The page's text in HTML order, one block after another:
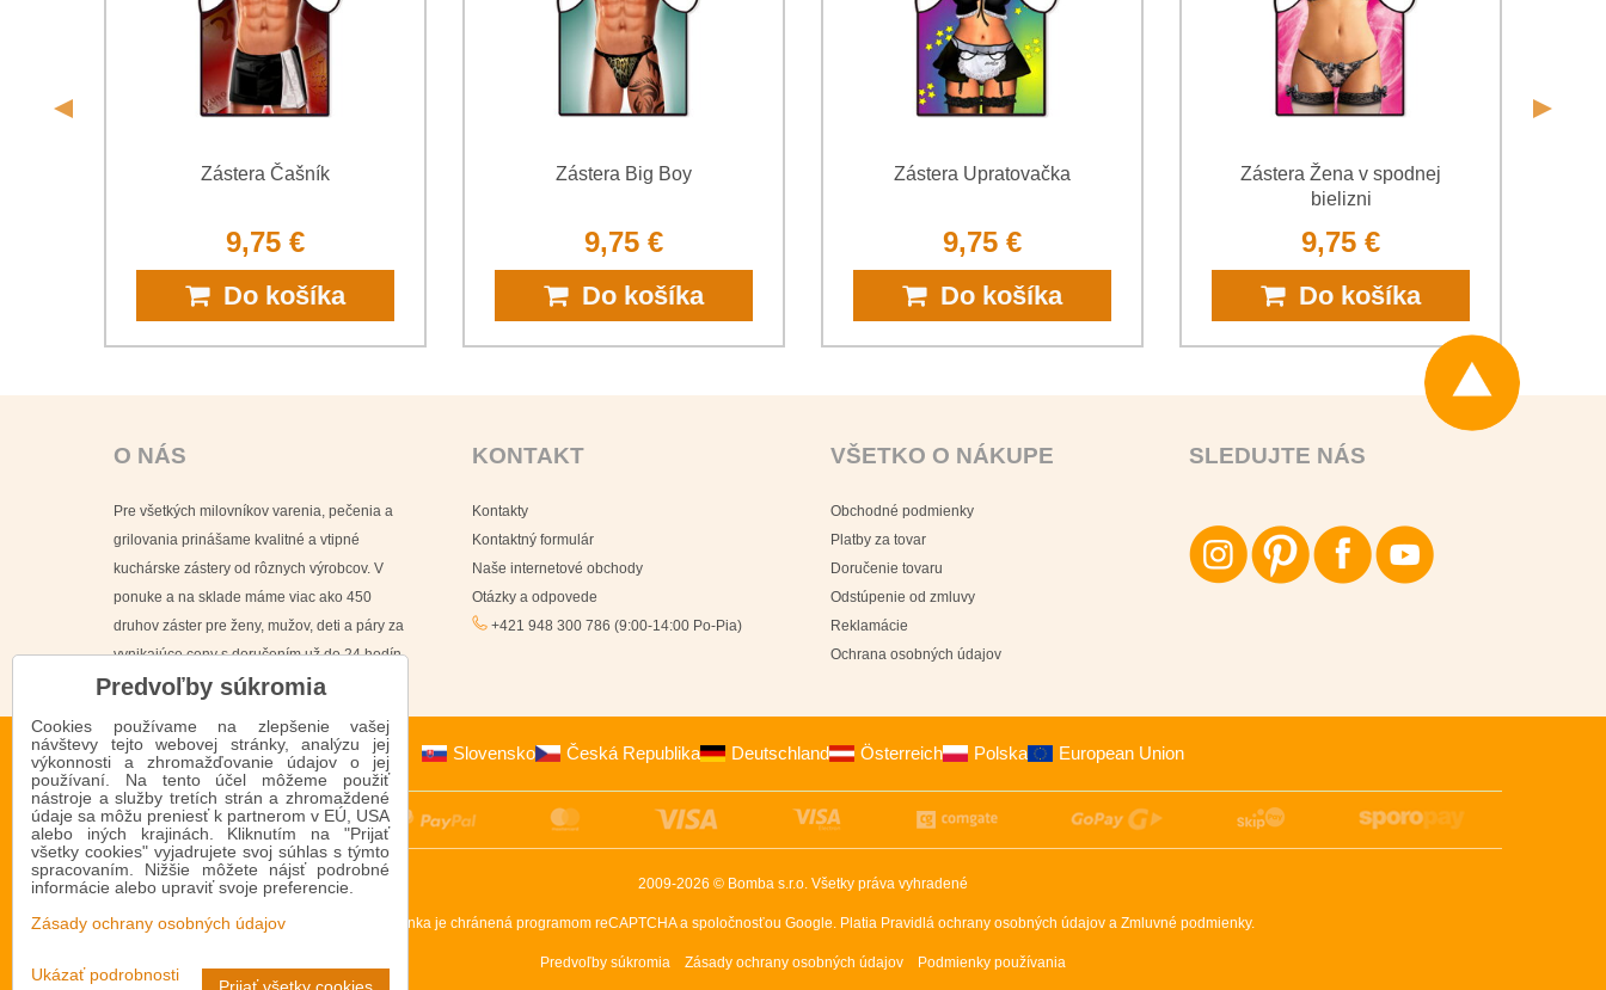
Zástera Čašník
9,75 €
Do košíka
Zástera Big Boy
9,75 €
Do košíka
Zástera Upratovačka
9,75 €
Do košíka
Zástera Žena v spodnej
bielizni
9,75 €
Do košíka
O NÁS
Pre všetkých milovníkov varenia, pečenia a
grilovania prinášame kvalitné a vtipné
kuchárske zástery od rôznych výrobcov. V
ponuke a na sklade máme viac ako 450
druhov záster pre ženy, mužov, deti a páry za
vynikajúce ceny s doručením už do 24 hodín.
KONTAKT
Kontakty
Kontaktný formulár
Naše internetové obchody
Otázky a odpovede
+421 948 300 786 (9:00-14:00 Po-Pia)
VŠETKO O NÁKUPE
Obchodné podmienky
Platby za tovar
Doručenie tovaru
Odstúpenie od zmluvy
Reklamácie
Ochrana osobných údajov
SLEDUJTE NÁS
Slovensko Česká Republika Deutschland Österreich Polska European Union
2009-2026 © Bomba s.r.o. Všetky práva vyhradené
Táto stránka je chránená programom reCAPTCHA a spoločnosťou Google. Platia Pravidlá ochrany osobných údajov a Zmluvné podmienky.
Predvoľby súkromia Zásady ochrany osobných údajov Podmienky používania
Predvoľby súkromia
Cookies používame na zlepšenie vašej
návštevy tejto webovej stránky, analýzu jej
výkonnosti a zhromažďovanie údajov o jej
používaní. Na tento účel môžeme použiť
nástroje a služby tretích strán a zhromaždené
údaje sa môžu preniesť k partnerom v EÚ, USA
alebo iných krajinách. Kliknutím na "Prijať
všetky cookies" vyjadrujete svoj súhlas s týmto
spracovaním. Nižšie môžete nájsť podrobné
informácie alebo upraviť svoje preferencie.
Zásady ochrany osobných údajov
Ukázať podrobnosti